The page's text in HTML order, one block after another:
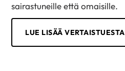
sairastuneille että omaisille.
LUE LISÄÄ VERTAISTUESTA